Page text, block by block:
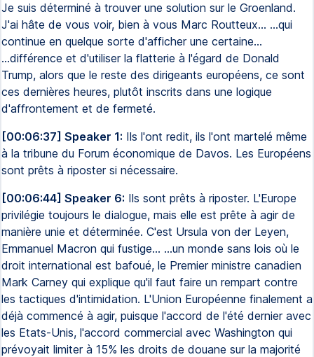
Je suis déterminé à trouver une solution sur le Groenland.
J'ai hâte de vous voir, bien à vous Marc Routteux... ...qui
continue en quelque sorte d'afficher une certaine...
...différence et d'utiliser la flatterie à l'égard de Donald
Trump, alors que le reste des dirigeants européens, ce sont
ces dernières heures, plutôt inscrits dans une logique
d'affrontement et de fermeté.
[00:06:37] Speaker 1: Ils l'ont redit, ils l'ont martelé même
à la tribune du Forum économique de Davos. Les Européens
sont prêts à riposter si nécessaire.
[00:06:44] Speaker 6: Ils sont prêts à riposter. L'Europe
privilégie toujours le dialogue, mais elle est prête à agir de
manière unie et déterminée. C'est Ursula von der Leyen,
Emmanuel Macron qui fustige... ...un monde sans lois où le
droit international est bafoué, le Premier ministre canadien
Mark Carney qui explique qu'il faut faire un rempart contre
les tactiques d'intimidation. L'Union Européenne finalement a
déjà commencé à agir, puisque l'accord de l'été dernier avec
les Etats-Unis, l'accord commercial avec Washington qui
prévoyait limiter à 15% les droits de douane sur la majorité